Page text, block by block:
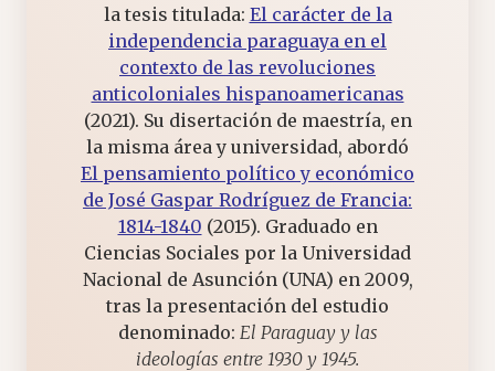
la tesis titulada: El carácter de la
independencia paraguaya en el
contexto de las revoluciones
anticoloniales hispanoamericanas
(2021). Su disertación de maestría, en
la misma área y universidad, abordó
El pensamiento político y económico
de José Gaspar Rodríguez de Francia:
1814-1840 (2015). Graduado en
Ciencias Sociales por la Universidad
Nacional de Asunción (UNA) en 2009,
tras la presentación del estudio
denominado: El Paraguay y las
ideologías entre 1930 y 1945.